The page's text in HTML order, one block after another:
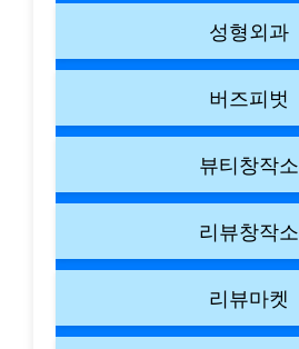
성형외과
버즈피벗
뷰티창작소
리뷰창작소
리뷰마켓